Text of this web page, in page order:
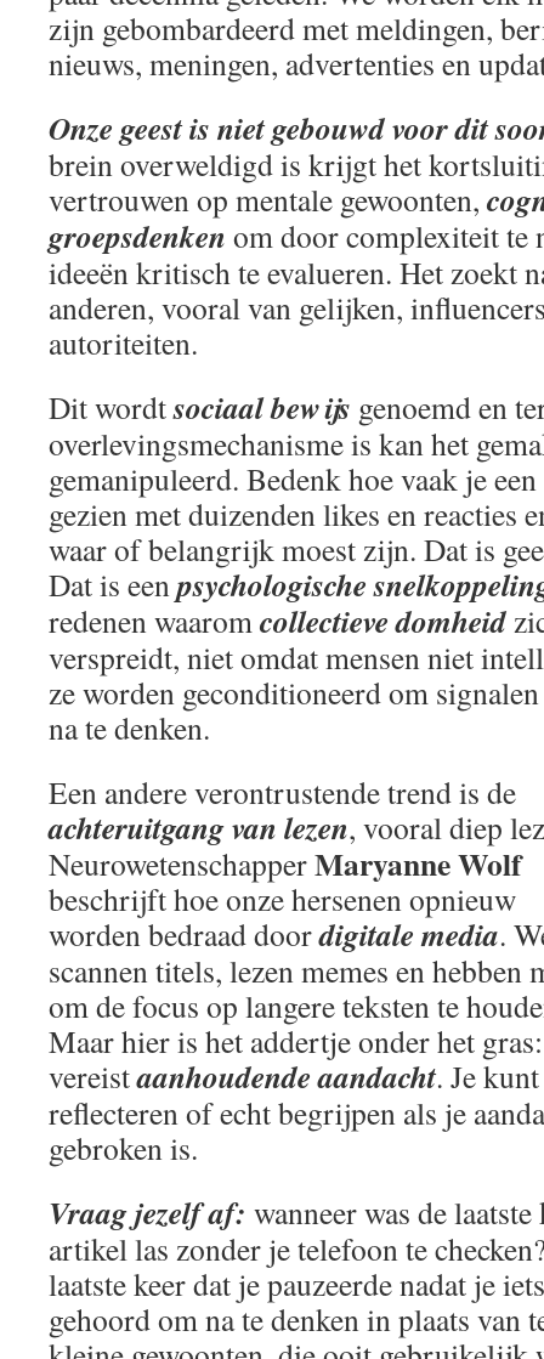
zijn gebombardeerd met meldingen,
nieuws, meningen, advertenties en
Onze geest is niet gebouwd voor dit
brein overweldigd is krijgt het
vertrouwen op mentale gewoonten,
groepsdenken om door complexiteit te
ideeën kritisch te evalueren. Het zoekt
anderen, vooral van gelijken,
autoriteiten.
Dit wordtsociaal bewijs genoemd en
overlevingsmechanisme is kan het
gemanipuleerd. Bedenk hoe vaak je
gezien met duizenden likes en reacties
waar of belangrijk moest zijn. Dat is
Dat is eenpsychologische
redenen waaromcollectieve domheid
verspreidt, niet omdat mensen niet
ze worden geconditioneerd om
na te denken.
Een andere verontrustende trend is de
achteruitgang van lezen, vooral diep
NeurowetenschapperMaryanne Wolf
beschrijft hoe onze hersenen opnieuw
worden bedraad doordigitale media.
scannen titels, lezen memes en hebben
om de focus op langere teksten te
Maar hier is het addertje onder het
vereistaanhoudende aandacht. Je
reflecteren of echt begrijpen als je
gebroken is.
Vraag jezelf af: wanneer was de
artikel las zonder je telefoon te
laatste keer dat je pauzeerde nadat je
gehoord om na te denken in plaats van